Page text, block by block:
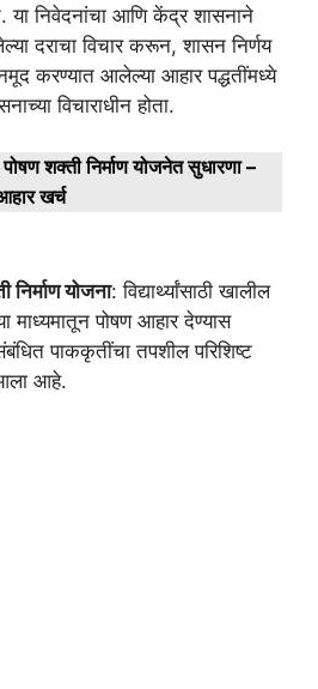
या निवेदनांचा आणि केंद्र शासनाने
दराचा विचार करून, शासन निर्णय
करण्यात आलेल्या आहार पद्धतींमध्ये
विचाराधीन होता.
शक्ती निर्माण योजनेत सुधारणा –
आहार खर्च
निर्माण योजना: विद्यार्थ्यांसाठी खालील
माध्यमातून पोषण आहार देण्यास
पाककृतींचा तपशील परिशिष्ट
आहे.